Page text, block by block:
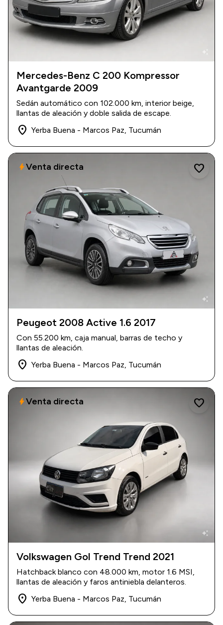
2009|102.000 km
$ 18.900.000
Mercedes-Benz C 200 Kompressor
Avantgarde 2009
Sedán automático con 102.000 km, interior beige,
llantas de aleación y doble salida de escape.
place Yerba Buena - Marcos Paz, Tucumán
auto_awesome
2017|55.200 km
$ 14.200.000
Peugeot 2008 Active 1.6 2017
Con 55.200 km, caja manual, barras de techo y
llantas de aleación.
place Yerba Buena - Marcos Paz, Tucumán
favorite
boltVenta directa
auto_awesome
2021 48.000 km
$ 18.000.000
Volkswagen Gol Trend Trend 2021
Hatchback blanco con 48.000 km, motor 1.6 MSI,
llantas de aleación y faros antiniebla delanteros.
place Yerba Buena - Marcos Paz, Tucumán
favorite
boltVenta directa